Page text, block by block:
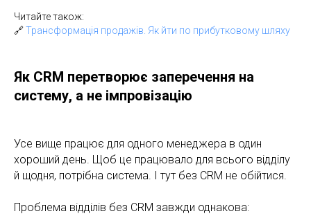
Читайте також:
🔗Трансформація продажів. Як йти по прибутковому шляху
Як CRM перетворює заперечення на
систему, а не імпровізацію
Усе вище працює для одного менеджера в один
хороший день. Щоб це працювало для всього відділу
й щодня, потрібна система. І тут без CRM не обійтися.
Проблема відділів без CRM завжди однакова: